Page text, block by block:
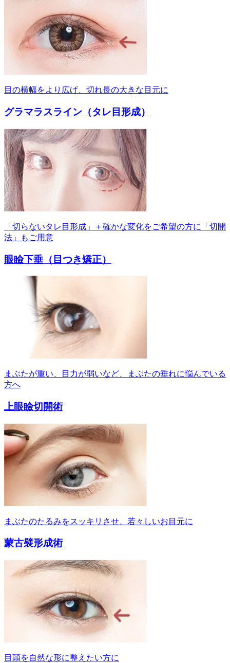
目の横幅をより広げ、切れ長の大きな目元に
グラマラスライン（タレ目形成）
「切らないタレ目形成」＋確かな変化をご希望の方に「切開
法」もご用意
眼瞼下垂（目つき矯正）
まぶたが重い、目力が弱いなど、まぶたの垂れに悩んでいる
方へ
上眼瞼切開術
まぶたのたるみをスッキリさせ、若々しいお目元に
蒙古襞形成術
目頭を自然な形に整えたい方に